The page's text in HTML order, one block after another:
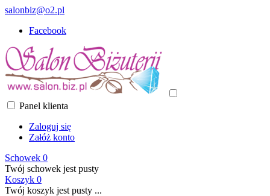
salonbiz@o2.pl
Facebook
Panel klienta
Zaloguj się
Załóż konto
Schowek 0
Twój schowek jest pusty
Koszyk 0
Twój koszyk jest pusty ...